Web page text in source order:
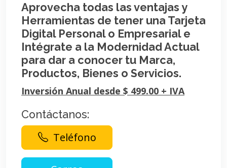
Aprovecha todas las ventajas y
Herramientas de tener una Tarjeta
Digital Personal o Empresarial e
Intégrate a la Modernidad Actual
para dar a conocer tu Marca,
Productos, Bienes o Servicios.
Inversión Anual desde $ 499.00 + IVA
Contáctanos:
Teléfono